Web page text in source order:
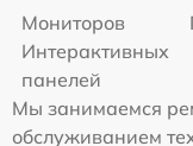
Мониторов
Интерактивных
панелей
Мы занимаемся
обслуживанием